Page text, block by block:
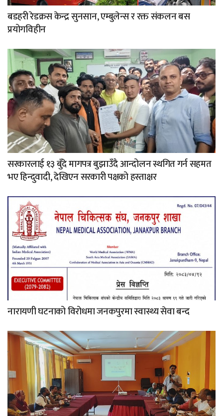
बडहरी रेडक्रस केन्द्र सुनसान, एम्बुलेन्स र रक्त संकलन बस
प्रयोगविहीन
सरकारलाई १३ बुँदे मागपत्र बुझाउँदै आन्दोलन स्थगित गर्न सहमत
भए हिन्दुवादी, देखिएन सरकारी पक्षको हस्ताक्षर
नारायणी घटनाको विरोधमा जनकपुरमा स्वास्थ्य सेवा बन्द